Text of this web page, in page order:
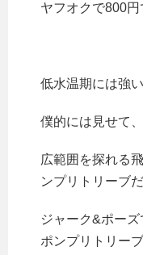
ヤフオクで800円
低水温期には強
僕的には見せて
広範囲を探れる
ンプリトリーブ
ジャーク&ポーズ
ポンプリトリー